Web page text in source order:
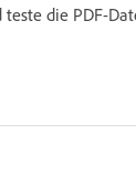
die PDF-